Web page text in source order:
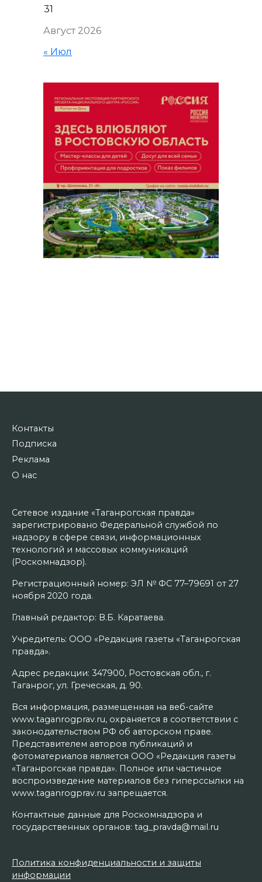
Август 2026
31
« Июл
Контакты
Подписка
Реклама
О нас
Сетевое издание «Таганрогская правда»
зарегистрировано Федеральной службой по
надзору в сфере связи, информационных
технологий и массовых коммуникаций
(Роскомнадзор).
Регистрационный номер: ЭЛ № ФС 77–79691 от 27
ноября 2020 года.
Главный редактор: В.Б. Каратаева.
Учредитель: ООО «Редакция газеты «Таганрогская
правда».
Адрес редакции: 347900, Ростовская обл., г.
Таганрог, ул. Греческая, д. 90.
Вся информация, размещенная на веб-сайте
www.taganrogprav.ru, охраняется в соответствии с
законодательством РФ об авторском праве.
Представителем авторов публикаций и
фотоматериалов является ООО «Редакция газеты
«Таганрогская правда». Полное или частичное
воспроизведение материалов без гиперссылки на
www.taganrogprav.ru запрещается.
Контактные данные для Роскомнадзора и
государственных органов: tag_pravda@mail.ru
Политика конфиденциальности и защиты
информации